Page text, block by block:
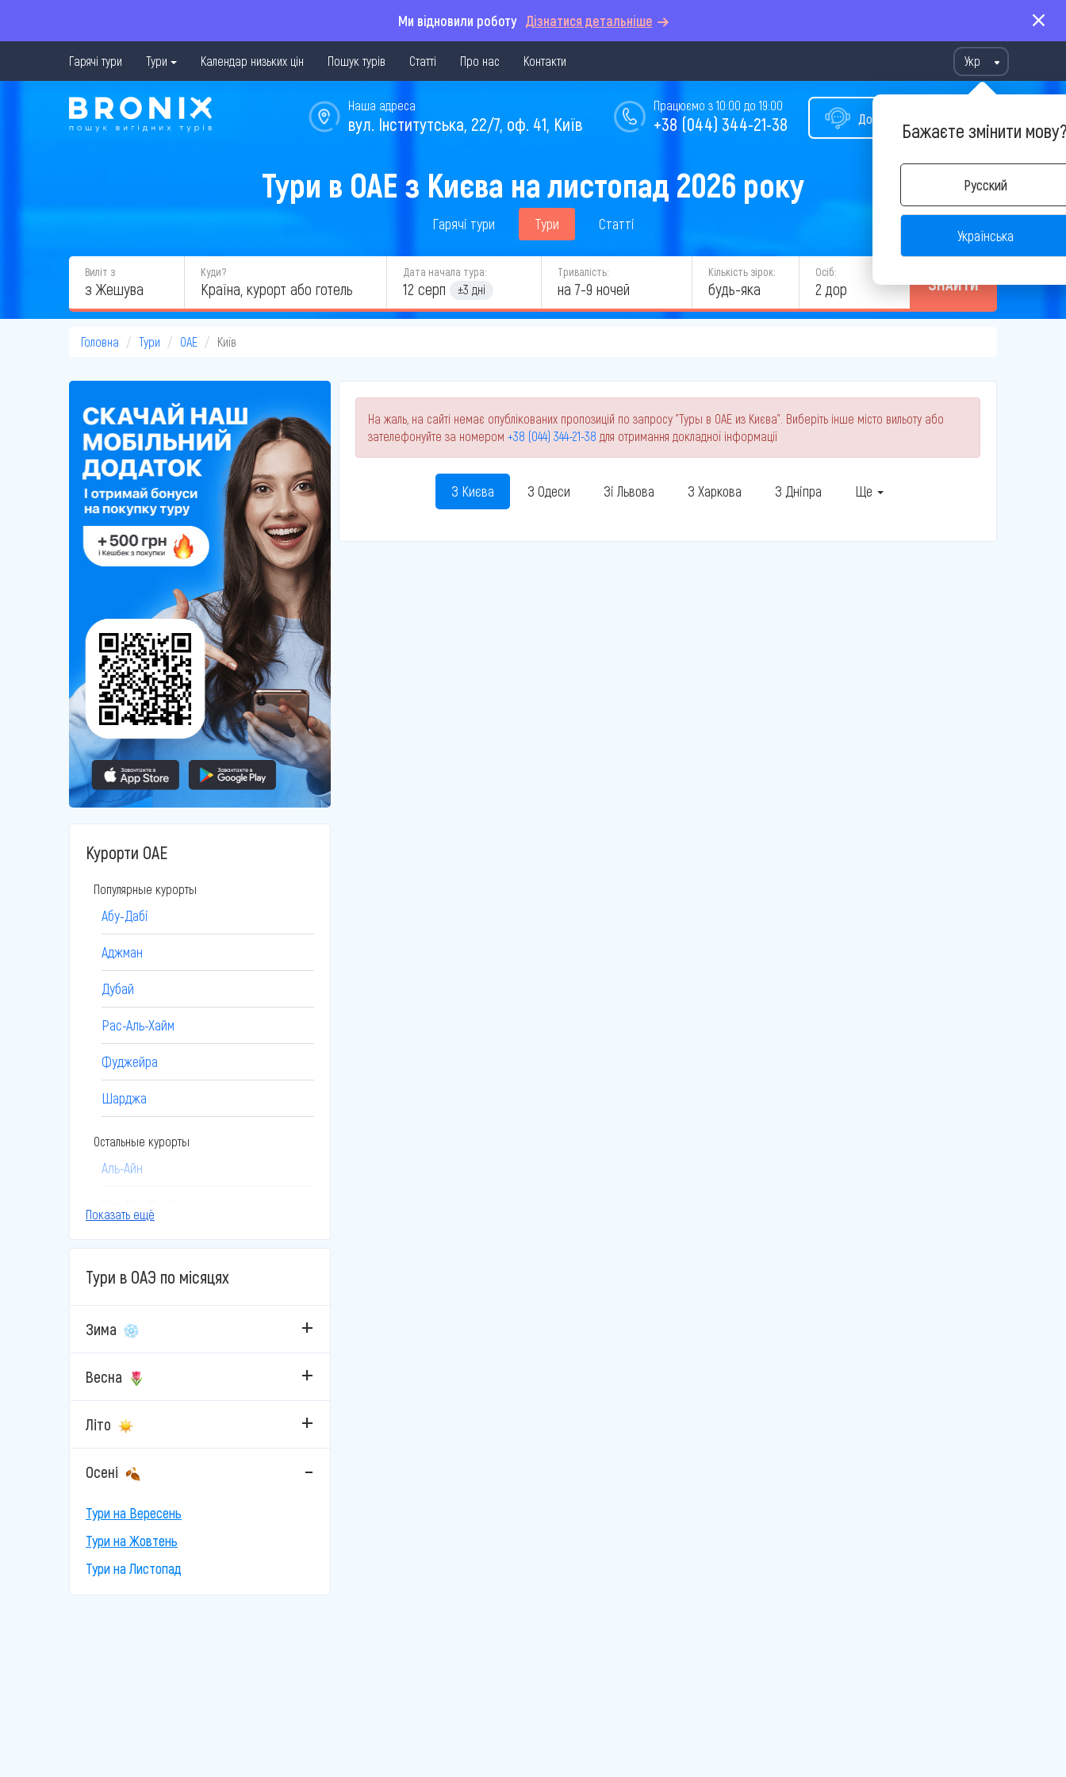
Ми відновили роботу Дізнатися детальніше
Гарячі тури Тури Календар низьких цін Пошук турів Статті Про нас Контакти Укр
Бажаєте змінити
Русский
Українська
Допомога у виборі туру
Працюємо з 10:00 до 19:00
+38 (044) 344-21-38
Наша адреса
вул. Інститутська, 22/7, оф. 41, Київ
Тури в ОАЕ з Києва на листопад 2026 року
Гарячі тури Тури Статті
Виліт з
з Жешува
Куди? Дата начала тура:
12 серп ±3 дні
Тривалість:
на 7-9 ночей
Кількість зірок:
будь-яка
Осіб:
2 дор ЗНАЙТИ
Головна Тури ОАЕ Київ
Курорти ОАЕ
Популярные курорты
Абу-Дабі
Аджман
Дубай
Рас-Аль-Хайм
Фуджейра
Шарджа
Остальные курорты
Аль-Айн
Показать ещё
Тури в ОАЭ по місяцях
Зима
Весна
Літо
Осені
Тури на Вересень
Тури на Жовтень
Тури на Листопад
На жаль, на сайті немає опублікованих пропозицій по запросу "Туры в ОАЕ из Києва". Виберіть інше місто вильоту або
зателефонуйте за номером +38 (044) 344-21-38 для отримання докладної інформації
З Києва З Одеси Зі Львова З Харкова З Дніпра Ще